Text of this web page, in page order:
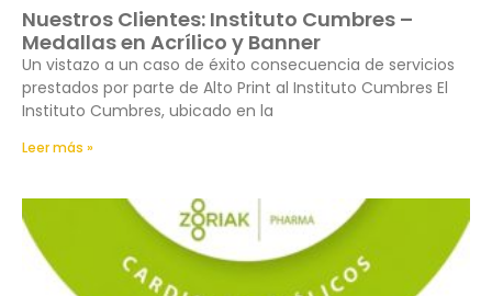
Nuestros Clientes: Instituto Cumbres –
Medallas en Acrílico y Banner
Un vistazo a un caso de éxito consecuencia de servicios
prestados por parte de Alto Print al Instituto Cumbres El
Instituto Cumbres, ubicado en la
Leer más »